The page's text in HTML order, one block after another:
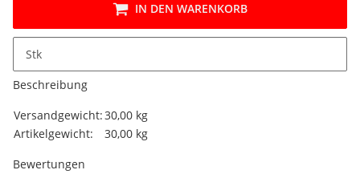
Stk
IN DEN WARENKORB
Beschreibung
Produkteigenschaft
Wert
Versandgewicht:30,00 kg
Artikelgewicht:
30,00 kg
Bewertungen